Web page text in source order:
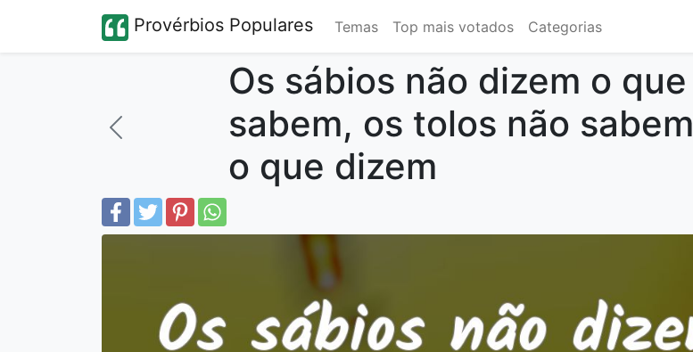
Provérbios Populares Temas Top mais votados Categorias
Os sábios não dizem o que
sabem, os tolos não sabem
o que dizem